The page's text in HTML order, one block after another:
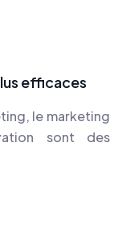
efficaces
le marketing
sont des